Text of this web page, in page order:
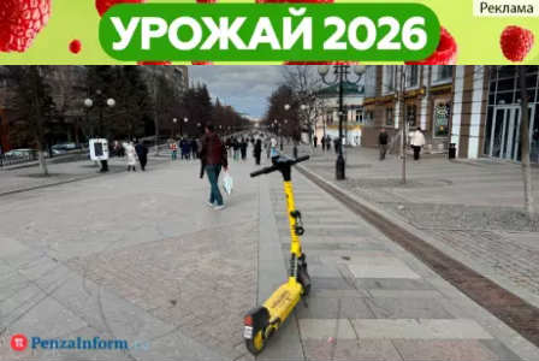
Пензенцы боятся ходить по
Московской из-за самокатчиков
Общество Пензенцы боятся ходить по
Московской из-за самокатчиков
Общество
Другие новости
по теме
Погода и курсы
валют в Пензе